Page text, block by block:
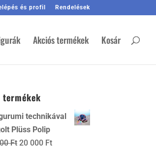
és profil Rendelések
Akciós termékek Kosár
termékek
technikával
Plüss Polip
Ft Original
20 000 FtCurrent